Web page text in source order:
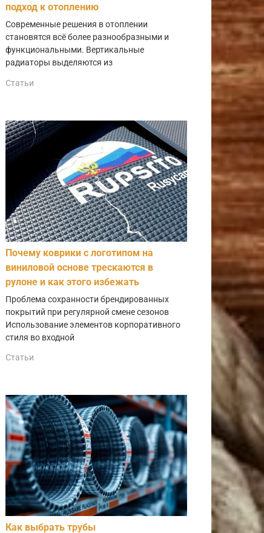
подход к отоплению
Современные решения в отоплении
становятся всё более разнообразными и
функциональными. Вертикальные
радиаторы выделяются из
Статьи
Почему коврики с логотипом на
виниловой основе трескаются в
рулоне и как этого избежать
Проблема сохранности брендированных
покрытий при регулярной смене сезонов
Использование элементов корпоративного
стиля во входной
Статьи
Как выбрать трубы